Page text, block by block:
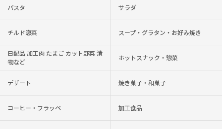
パスタ サラダ
チルド惣菜 スープ・グラタン・お好み焼き
日配品 加工肉 たまご カット野菜 漬
物など
ホットスナック・惣菜
デザート 焼き菓子・和菓子
コーヒー・フラッペ 加工食品